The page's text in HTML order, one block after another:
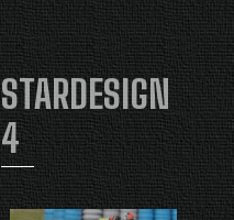
STARDESIGN
4